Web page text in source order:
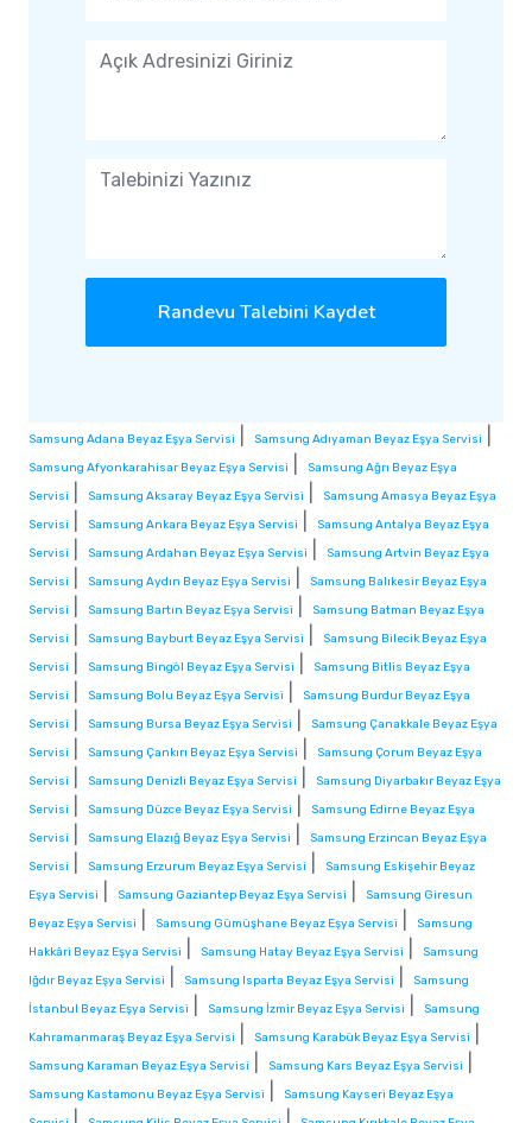
Randevu Talebini Kaydet
Samsung Adana Beyaz Eşya Servisi Samsung Adıyaman Beyaz Eşya Servisi
Samsung Afyonkarahisar Beyaz Eşya Servisi
Samsung Ağrı Beyaz Eşya
Servisi
Samsung Aksaray Beyaz Eşya Servisi
Samsung Amasya Beyaz Eşya
Servisi
Samsung Ankara Beyaz Eşya Servisi
Samsung Antalya Beyaz Eşya
Servisi
Samsung Ardahan Beyaz Eşya Servisi
Samsung Artvin Beyaz Eşya
Servisi
Samsung Aydın Beyaz Eşya Servisi
Samsung Balıkesir Beyaz Eşya
Servisi
Samsung Bartın Beyaz Eşya Servisi
Samsung Batman Beyaz Eşya
Servisi
Samsung Bayburt Beyaz Eşya Servisi
Samsung Bilecik Beyaz Eşya
Servisi
Samsung Bingöl Beyaz Eşya Servisi
Samsung Bitlis Beyaz Eşya
Servisi
Samsung Bolu Beyaz Eşya Servisi
Samsung Burdur Beyaz Eşya
Servisi
Samsung Bursa Beyaz Eşya Servisi
Samsung Çanakkale Beyaz Eşya
Servisi
Samsung Çankırı Beyaz Eşya Servisi
Samsung Çorum Beyaz Eşya
Servisi
Samsung Denizli Beyaz Eşya Servisi
Samsung Diyarbakır Beyaz Eşya
Servisi
Samsung Düzce Beyaz Eşya Servisi
Samsung Edirne Beyaz Eşya
Servisi
Samsung Elazığ Beyaz Eşya Servisi
Samsung Erzincan Beyaz Eşya
Servisi
Samsung Erzurum Beyaz Eşya Servisi
Samsung Eskişehir Beyaz
Eşya Servisi
Samsung Gaziantep Beyaz Eşya Servisi
Samsung Giresun
Beyaz Eşya Servisi
Samsung Gümüşhane Beyaz Eşya Servisi
Samsung
Hakkâri Beyaz Eşya Servisi
Samsung Hatay Beyaz Eşya Servisi
Samsung
Iğdır Beyaz Eşya Servisi
Samsung Isparta Beyaz Eşya Servisi
Samsung
İstanbul Beyaz Eşya Servisi
Samsung İzmir Beyaz Eşya Servisi
Samsung
Kahramanmaraş Beyaz Eşya Servisi
Samsung Karabük Beyaz Eşya Servisi
Samsung Karaman Beyaz Eşya Servisi Samsung Kars Beyaz Eşya Servisi
Samsung Kastamonu Beyaz Eşya Servisi
Samsung Kayseri Beyaz Eşya